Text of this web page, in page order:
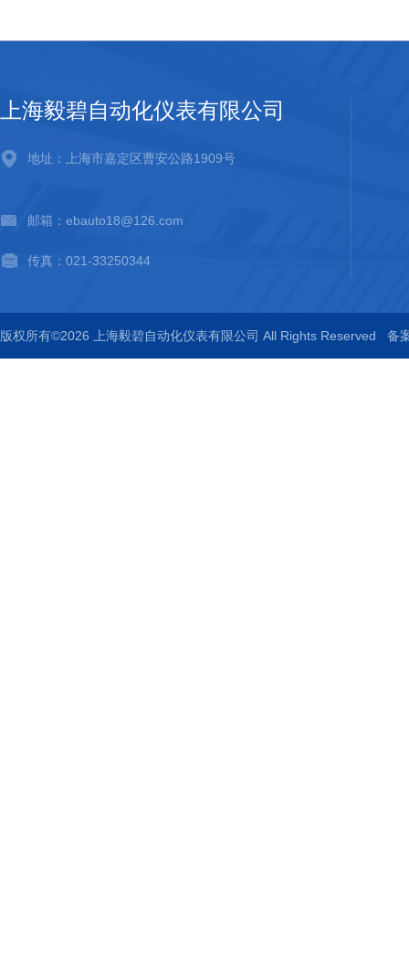
上海毅碧自动化仪表有限公司
地址：上海市嘉定区曹安公路1909号
邮箱：ebauto18@126.com
传真：021-33250344
版权所有©2026 上海毅碧自动化仪表有限公司 All Rights Reserved 备